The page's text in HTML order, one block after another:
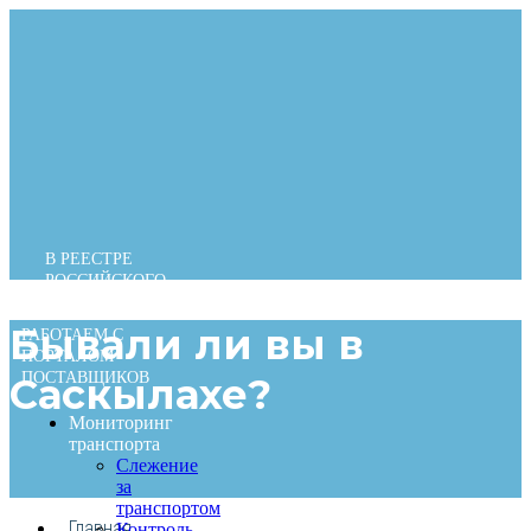
В РЕЕСТРЕ
РОССИЙСКОГО
РАБОТАЕМ С
ПОРТАЛОМ
ПОСТАВЩИКОВ
Мониторинг
транспорта
Слежение
за
транспортом
Бывали ли вы в
Саскылахе?